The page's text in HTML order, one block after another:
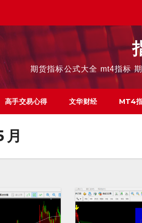
期货指标公式大全 mt4指标
高手交易心得 文华财经 MT4
月